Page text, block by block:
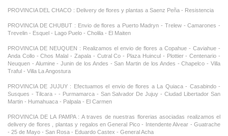
PROVINCIA DEL CHACO : Delivery de flores y plantas a Saenz Peña - Resistencia
PROVINCIA DE CHUBUT : Envio de flores a Puerto Madryn - Trelew - Camarones -
Trevelin - Esquel - Lago Puelo - Cholila - El Maiten
PROVINCIA DE NEUQUEN : Realizamos el envio de flores a Copahue - Caviahue -
Anda Collo - Chos Malal - Zapala - Cutral Co - Plaza Huincul - Plottier - Centenario -
Neuquen - Alumine - Junin de los Andes - San Martin de los Andes - Chapelco - Villa
Traful - Villa La Angostura
PROVINCIA DE JUJUY : Efectuamos el envio de flores a La Quiaca - Casabindo -
Susques - Tilcara - - Purmamarca - San Salvador De Jujuy - Ciudad Libertador San
Martin - Humahuaca - Palpala - El Carmen
PROVINCIA DE LA PAMPA : A traves de nuestras florerias asociadas realizamos el
delivery de flores , plantas y regalos en General Pico - Intendente Alvear - Guatrache
- 25 de Mayo - San Rosa - Eduardo Castex - General Acha